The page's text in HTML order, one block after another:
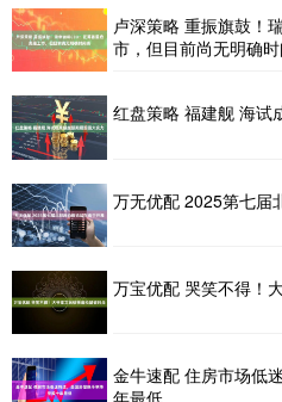
卢深策略 重振旗鼓！
市，但目前尚无明确
红盘策略 福建舰 海试
万无优配 2025第七届
万宝优配 哭笑不得！
金牛速配 住房市场低